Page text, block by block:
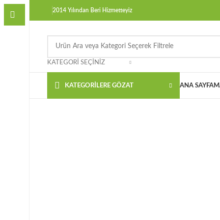
2014 Yılından Beri Hizmetteyiz
KATEGORI SEÇINIZ
KATEGORILERE GÖZAT ANA SAYFA